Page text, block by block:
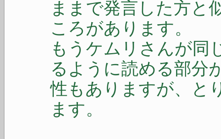
ままで発言した方と
ころがあります。
もうケムリさんが同
るように読める部分
性もありますが、と
ます。